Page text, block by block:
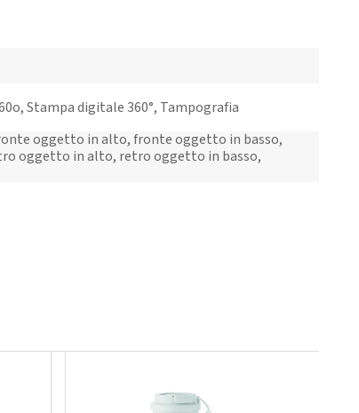
Stampa digitale 360°, Tampografia
oggetto in alto, fronte oggetto in basso,
oggetto in alto, retro oggetto in basso,